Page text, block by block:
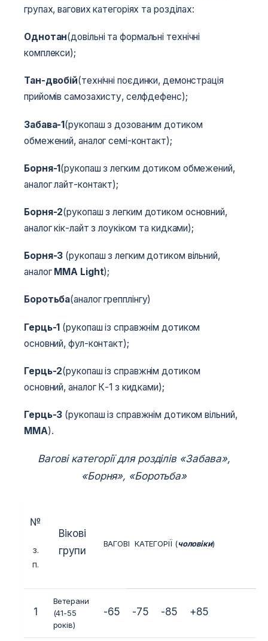
групах, вагових категоріях та розділах:
Однотан(довільні та формальні технічні
комплекси);
Тан-двобій(технічні поєдинки, демонстрація
прийомів самозахисту, селфдефенс);
Забава-1(рукопаш з дозованим дотиком
обмежений, аналог семі-контакт);
Борня-1(рукопаш з легким дотиком обмежений,
аналог лайт-контакт);
Борня-2(рукопаш з легким дотиком основний,
аналог кік-лайт з лоукіком та кидками);
Борня-3 (рукопаш з легким дотиком вільний,
аналог MMA Light);
Боротьба(аналог грепплінгу)
Герць-1 (рукопаш із справжнім дотиком
основний, фул-контакт);
Герць-2(рукопаш із справжнім дотиком
основний, аналог К-1 з кидками);
Герць-3 (рукопаш із справжнім дотиком вільний,
MMA).
Вагові категорії для розділів «Забава»,
«Борня», «Боротьба»
№
з.
п.
Вікові
групи
ВАГОВІ КАТЕГОРІЇ (чоловіки)
1
Ветерани
(41-55
років)
-65 -75 -85 +85